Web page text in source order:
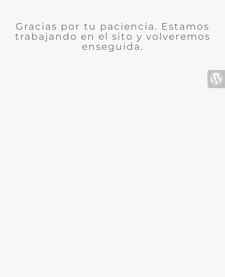
Gracias por tu paciencia. Estamos
trabajando en el sito y volveremos
enseguida.